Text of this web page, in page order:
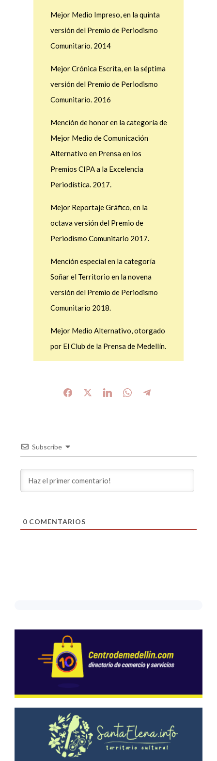
Mejor Medio Impreso, en la quinta
versión del Premio de Periodismo
Comunitario. 2014
Mejor Crónica Escrita, en la séptima
versión del Premio de Periodismo
Comunitario. 2016
Mención de honor en la categoría de
Mejor Medio de Comunicación
Alternativo en Prensa en los
Premios CIPA a la Excelencia
Periodística. 2017.
Mejor Reportaje Gráfico, en la
octava versión del Premio de
Periodismo Comunitario 2017.
Mención especial en la categoría
Soñar el Territorio en la novena
versión del Premio de Periodismo
Comunitario 2018.
Mejor Medio Alternativo, otorgado
por El Club de la Prensa de Medellín.
Subscribe
0COMENTARIOS